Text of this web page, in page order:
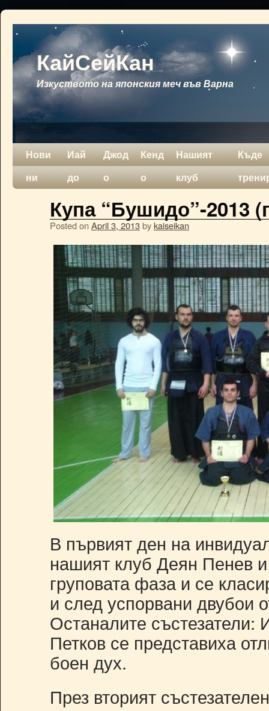
КайСейКан
Изкуството на японския меч във Варна
Нови
ни
Иай
до
Джод
о
Кенд
о
Нашият
клуб
Къде
Купа “Бушидо”-2013
Posted on April 3, 2013bykaiseikan
В първият ден на
нашият клуб Деян Пенев
груповата фаза и се
и след успорвани двубои
Останалите
Петков се представиха
боен дух.
През вторият